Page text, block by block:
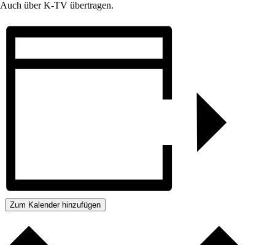
Auch über K-TV übertragen.
Zum Kalender hinzufügen